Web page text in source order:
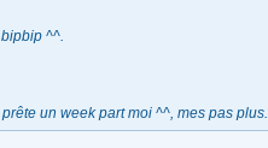
^^.
un week part moi ^^, mes pas plus.